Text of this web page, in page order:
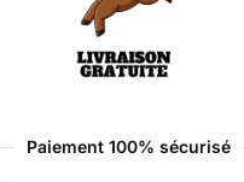
Paiement 100% sécurisé